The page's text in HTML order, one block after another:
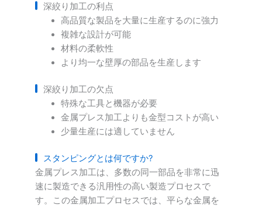
深絞り加工の利点
高品質な製品を大量に生産するのに強力
複雑な設計が可能
材料の柔軟性
より均一な壁厚の部品を生産します
深絞り加工の欠点
特殊な工具と機器が必要
金属プレス加工よりも金型コストが高い
少量生産には適していません
スタンピングとは何ですか?
金属プレス加工は、多数の同一部品を非常に迅
速に製造できる汎用性の高い製造プロセスで
す。この金属加工プロセスでは、平らな金属を